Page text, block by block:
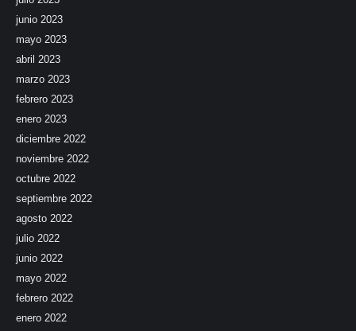
junio 2023
mayo 2023
abril 2023
marzo 2023
febrero 2023
enero 2023
diciembre 2022
noviembre 2022
octubre 2022
septiembre 2022
agosto 2022
julio 2022
junio 2022
mayo 2022
febrero 2022
enero 2022